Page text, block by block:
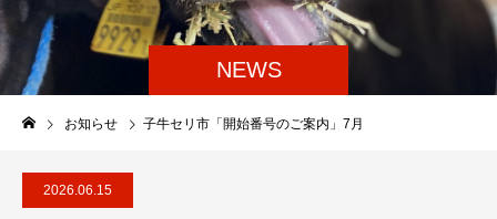
NEWS
お知らせ 子牛セリ市「開始番号のご案内」7月
2026.06.15